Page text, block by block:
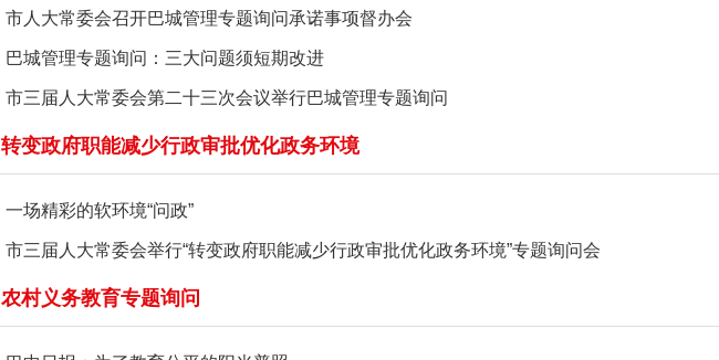
市人大常委会召开巴城管理专题询问承诺事项督办会
巴城管理专题询问：三大问题须短期改进
市三届人大常委会第二十三次会议举行巴城管理专题询问
转变政府职能减少行政审批优化政务环境
一场精彩的软环境“问政”
市三届人大常委会举行“转变政府职能减少行政审批优化政务环境”专题询问会
农村义务教育专题询问